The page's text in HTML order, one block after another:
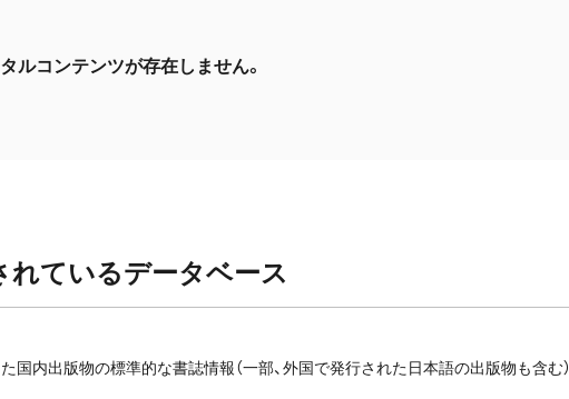
ルコンテンツが存在しません。
れているデータベース
国内出版物の標準的な書誌情報（一部、外国で発行された日本語の出版物も含む）